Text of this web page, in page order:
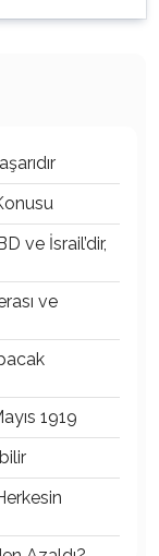
ve İsrail’dir,
ve
1919